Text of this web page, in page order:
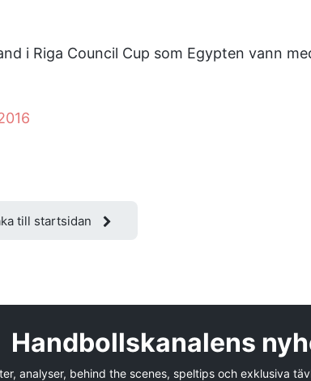
i Riga Council Cup som Egypten vann
till startsidan
Handbollskanalens
analyser, behind the scenes, speltips och exklusiva